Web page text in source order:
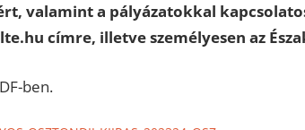
valamint a pályázatokkal
címre, illetve személyesen az
ben.